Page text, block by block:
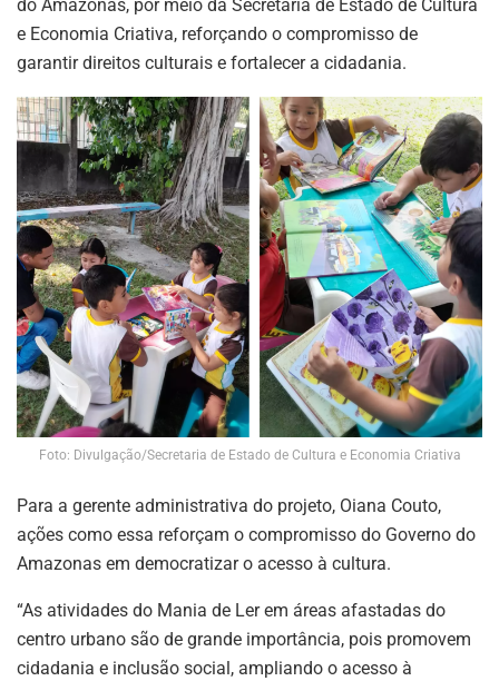
do Amazonas, por meio da Secretaria de Estado de Cultura
e Economia Criativa, reforçando o compromisso de
garantir direitos culturais e fortalecer a cidadania.
Foto: Divulgação/Secretaria de Estado de Cultura e Economia Criativa
Para a gerente administrativa do projeto, Oiana Couto,
ações como essa reforçam o compromisso do Governo do
Amazonas em democratizar o acesso à cultura.
“As atividades do Mania de Ler em áreas afastadas do
centro urbano são de grande importância, pois promovem
cidadania e inclusão social, ampliando o acesso à